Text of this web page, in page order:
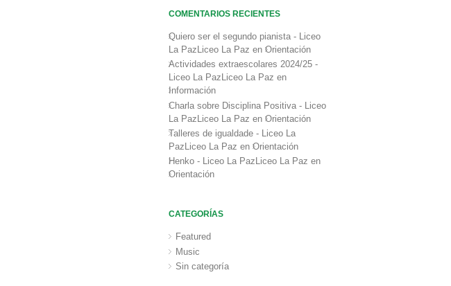
COMENTARIOS RECIENTES
Quiero ser el segundo pianista - Liceo
La PazLiceo La Paz enOrientación
Actividades extraescolares 2024/25 -
Liceo La PazLiceo La Paz en
Información
Charla sobre Disciplina Positiva - Liceo
La PazLiceo La Paz enOrientación
Talleres de igualdade - Liceo La
PazLiceo La Paz enOrientación
Henko - Liceo La PazLiceo La Paz en
Orientación
CATEGORÍAS
Featured
Music
Sin categoría